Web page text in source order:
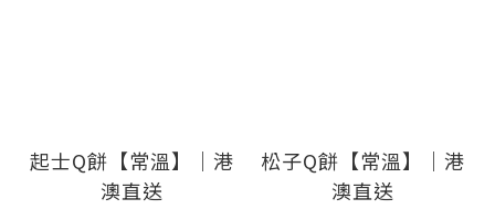
起士Q餅【常溫】｜港
澳直送
松子Q餅【常溫】｜港
澳直送